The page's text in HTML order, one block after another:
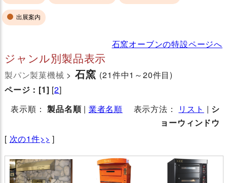
出展案内
石窯オーブンの特設ページへ
ジャンル別製品表示
製パン製菓機械 > 石窯 (21件中1～20件目)
ページ： [1] [2]
表示順：製品名順| 業者名順 表示方法： リスト | シ
ョーウィンドウ
[ 次の1件>> ]